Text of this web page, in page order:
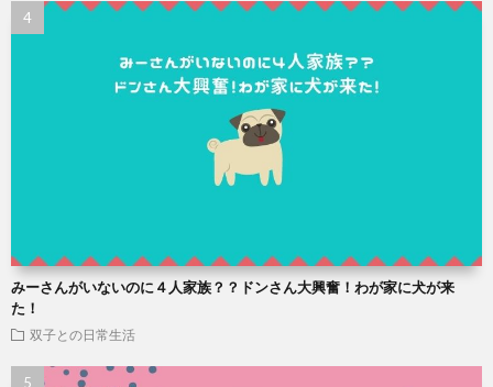
みーさんがいないのに４人家族？？ドンさん大興奮！わが家に犬が来
た！
双子との日常生活